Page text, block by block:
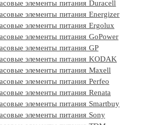
элементы питания Duracell
элементы питания Energizer
элементы питания Ergolux
элементы питания GoPower
элементы питания GP
элементы питания KODAK
элементы питания Maxell
элементы питания Perfeo
элементы питания Renata
элементы питания Smartbuy
элементы питания Sony